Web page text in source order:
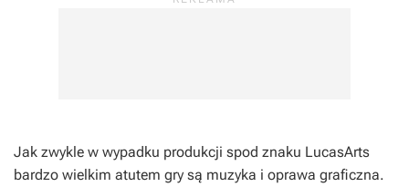
Jak zwykle w wypadku produkcji spod znaku LucasArts
bardzo wielkim atutem gry są muzyka i oprawa graficzna.